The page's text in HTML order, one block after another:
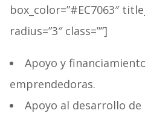
box_color=”#EC7063″
radius=”3″ class=””]
Apoyo y
emprendedoras.
Apoyo al desarrollo